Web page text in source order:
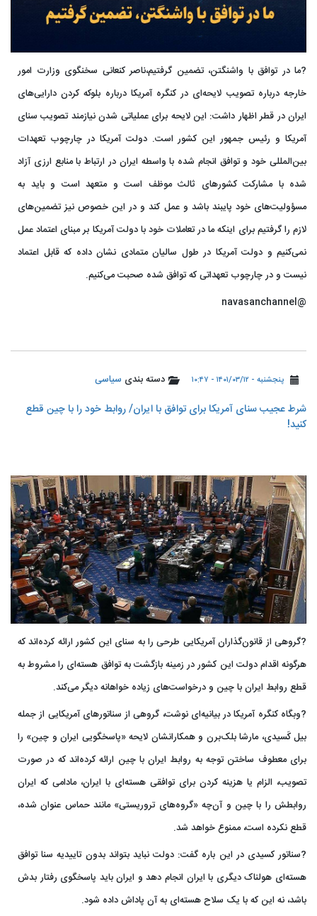
?ما در توافق با واشنگتن، تضمین گرفتیم،ناصر کنعانی سخنگوی وزارت امور
خارجه درباره تصویب لایحه‌ای در کنگره آمریکا درباره بلوکه کردن دارایی‌های
ایران در قطر اظهار داشت: این لایحه برای عملیاتی شدن نیازمند تصویب سنای
آمریکا و رئیس جمهور این کشور است. دولت آمریکا در چارچوب تعهدات
بین‌المللی خود و توافق انجام شده با واسطه ایران در ارتباط با منابع ارزی آزاد
شده با مشارکت کشورهای ثالث موظف است و متعهد است و باید به
مسؤولیت‌های خود پایبند باشد و عمل کند و در این خصوص نیز تضمین‌های
لازم را گرفتیم برای اینکه ما در تعاملات خود با دولت آمریکا بر مبنای اعتماد عمل
نمی‌کنیم و دولت آمریکا در طول سالیان متمادی نشان داده که قابل اعتماد
نیست و در چارچوب تعهداتی که توافق شده صحبت می‌کنیم.
@navasanchannel
پنجشنبه - ۱۴۰۱/۰۳/۱۲ - ۱۰:۴۷ دسته بندی سیاسی
شرط عجیب سنای آمریکا برای توافق با ایران/ روابط خود را با چین قطع
کنید!
?گروهی از قانون‌گذاران آمریکایی طرحی را به سنای این کشور ارائه کرده‌اند که
هرگونه اقدام دولت این کشور در زمینه بازگشت به توافق هسته‌ای را مشروط به
قطع روابط ایران با چین و درخواست‌های زیاده خواهانه دیگر می‌کند.
?وبگاه کنگره آمریکا در بیانیه‌ای نوشت، گروهی از سناتورهای آمریکایی از جمله
بیل کَسیدی، مارشا بلک‌برن و همکارانشان لایحه «پاسخگویی ایران و چین» را
برای معطوف ساختن توجه به روابط ایران با چین ارائه کرده‌اند که در صورت
تصویب، الزام یا هزینه کردن برای توافقی هسته‌ای با ایران، مادامی که ایران
روابطش را با چین و آن‌چه «گروه‌های تروریستی» مانند حماس عنوان شده،
قطع نکرده است، ممنوع خواهد شد.
?سناتور کسیدی در این باره گفت: دولت نباید بتواند بدون تاییدیه سنا توافق
هسته‌ای هولناک دیگری با ایران انجام دهد و ایران باید پاسخگوی رفتار بدش
باشد، نه این که با یک سلاح هسته‌ای به آن پاداش داده شود.